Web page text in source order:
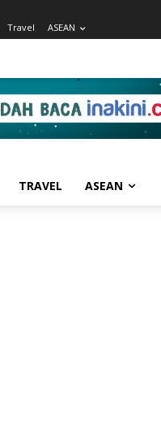
Travel ASEAN
TRAVEL ASEAN